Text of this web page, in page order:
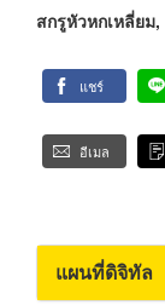
สกรูหัวหกเหลี่ยม
แชร์
อีเมล
แผนที่ดิจิทัล